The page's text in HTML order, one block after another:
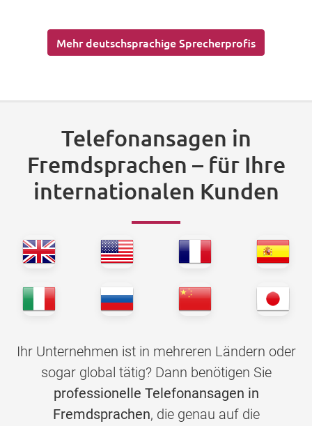
Mehr deutschsprachige Sprecherprofis
Telefonansagen in
Fremdsprachen – für Ihre
internationalen Kunden
Ihr Unternehmen ist in mehreren Ländern oder
sogar global tätig? Dann benötigen Sie
professionelle Telefonansagen in
Fremdsprachen, die genau auf die